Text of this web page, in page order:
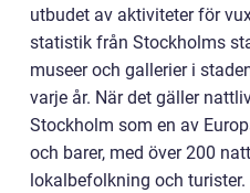
utbudet av aktiviteter för
statistik från Stockholms
museer och gallerier i
varje år. När det gäller
Stockholm som en av
och barer, med över 200
lokalbefolkning och turister.